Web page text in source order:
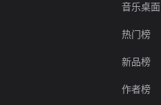
音乐桌面
热门榜
新品榜
作者榜